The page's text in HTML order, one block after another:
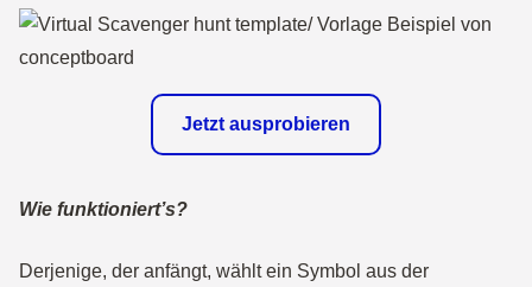
Jetzt ausprobieren
Wie funktioniert’s?
Derjenige, der anfängt, wählt ein Symbol aus der